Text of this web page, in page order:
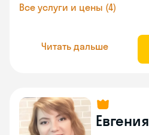
Все услуги и цены (4)
Читать дальше
Евгения